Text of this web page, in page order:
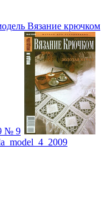
Вязание крючком
№ 9